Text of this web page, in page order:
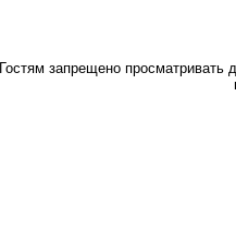
Гостям запрещено просматривать